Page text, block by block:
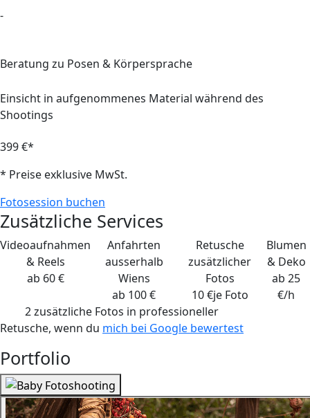
-
Beratung zu Posen & Körpersprache
Einsicht in aufgenommenes Material während des
Shootings
399 €*
* Preise exklusive MwSt.
Fotosession buchen
Zusätzliche Services
Videoaufnahmen
& Reels
ab 60 €
Anfahrten
ausserhalb
Wiens
ab 100 €
Retusche
zusätzlicher
Fotos
10 €je Foto
Blumen
& Deko
ab 25
€/h
2 zusätzliche Fotos in professioneller
Retusche, wenn du mich bei Google bewertest
Portfolio